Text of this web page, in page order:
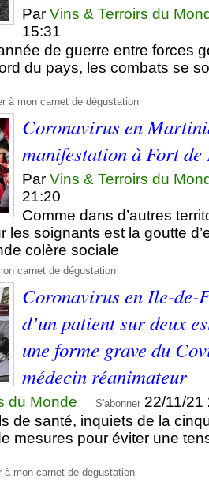
ParVins & Terroirs du
15:31
de guerre entre forces
du pays, les combats se
à mon carnet de dégustation
Coronavirus en
manifestation à Fort de
ParVins & Terroirs du
21:20
Comme dans d’autres
les soignants est la goutte
colère sociale
carnet de dégustation
Coronavirus en Ile-de-
d’un patient sur deux
une forme grave du
médecin réanimateur
du Monde S'abonner 22/11/21
de santé, inquiets de la
mesures pour éviter une
à mon carnet de dégustation